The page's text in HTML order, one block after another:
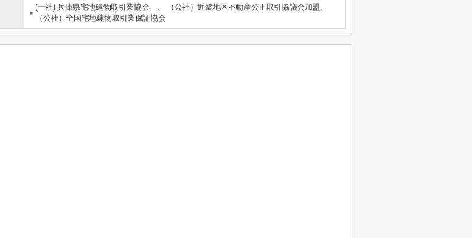
(一社) 兵庫県宅地建物取引業協会 、 （公社）近畿地区不動産公正取引協議会加盟、
（公社）全国宅地建物取引業保証協会